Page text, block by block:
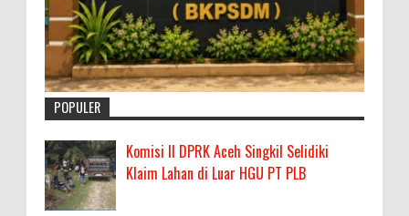
POPULER
Komisi II DPRK Aceh Singkil Selidiki
Klaim Lahan di Luar HGU PT PLB